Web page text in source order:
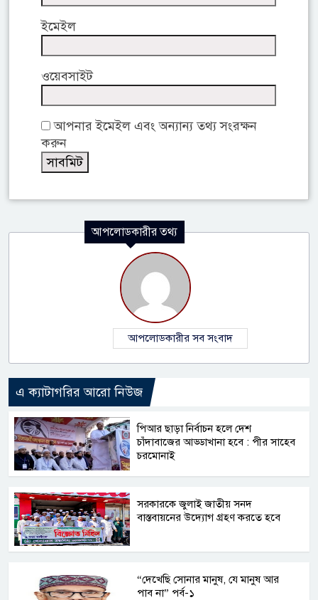
ইমেইল
ওয়েবসাইট
আপনার ইমেইল এবং অন্যান্য তথ্য সংরক্ষন
করুন
আপলোডকারীর তথ্য
আপলোডকারীর সব সংবাদ
এ ক্যাটাগরির আরো নিউজ
পিআর ছাড়া নির্বাচন হলে দেশ
চাঁদাবাজের আড্ডাখানা হবে : পীর সাহেব
চরমোনাই
সরকারকে জুলাই জাতীয় সনদ
বাস্তবায়নের উদ্যোগ গ্রহণ করতে হবে
“দেখেছি সোনার মানুষ, যে মানুষ আর
পাব না” পর্ব-১